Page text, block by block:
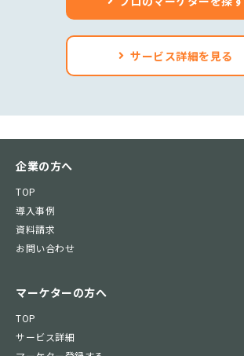
サービス詳細を見る
企業の方へ
TOP
導入事例
資料請求
お問い合わせ
マーケターの方へ
TOP
サービス詳細